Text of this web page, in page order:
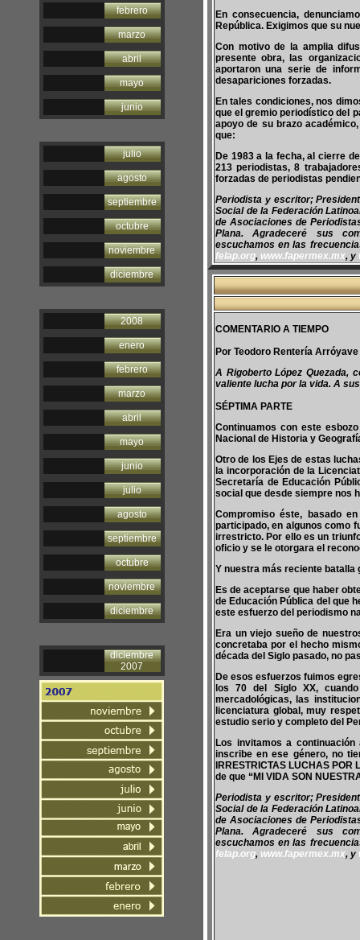
febrero
marzo
abril
mayo
junio
julio
agosto
septiembre
octubre
noviembre
diciembre
2008
enero
febrero
marzo
abril
mayo
junio
julio
agosto
septiembre
octubre
noviembre
diciembre
diciembre
2007
En consecuencia,
República. Exigimos que su
Con motivo de la amplia
presente obra, las
aportaron una serie de
desapariciones forzadas.
En tales condiciones, nos
que el gremio periodístico del
apoyo de su brazo
que:
De 1983 a la fecha, al cierre
213 periodistas, 8
forzadas de periodistas
Periodista y escritor;
Social de la Federación
de Asociaciones de
Plana. Agradeceré sus
escuchamos en las
felap.org, www.fapermex.mx, y
COMENTARIO A TIEMPO
Por Teodoro Rentería Arróyave
A Rigoberto López Quezada,
valiente lucha por la vida. A
SÉPTIMA PARTE
Continuamos con este
Nacional de Historia y
Otro de los Ejes de estas
la incorporación de la
Secretaría de Educación
social que desde siempre nos
Compromiso éste, basado
participado, en algunos como
irrestricto. Por ello es un
oficio y se le otorgara el
Y nuestra más reciente batalla
Es de aceptarse que haber
de Educación Pública del que
este esfuerzo del periodismo
Era un viejo sueño de
concretaba por el hecho
década del Siglo pasado, no
De esos esfuerzos fuimos
los 70 del Siglo XX,
mercadológicas, las
licenciatura global, muy
estudio serio y completo del
Los invitamos a
inscribe en ese género, no
IRRESTRICTAS LUCHAS
de que “MI VIDA SON
Periodista y escritor;
Social de la Federación
de Asociaciones de
Plana. Agradeceré sus
escuchamos en las
felap.org, www.fapermex.mx, y